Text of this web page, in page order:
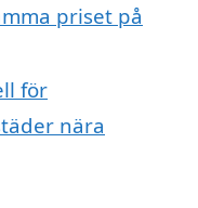
priset på
för
nära